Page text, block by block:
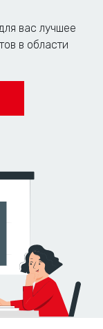
вас лучшее
в области